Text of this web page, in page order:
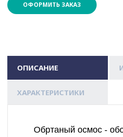
ОФОРМИТЬ ЗАКАЗ
ОПИСАНИЕ
ХАРАКТЕРИСТИКИ
Обртаный осмос -